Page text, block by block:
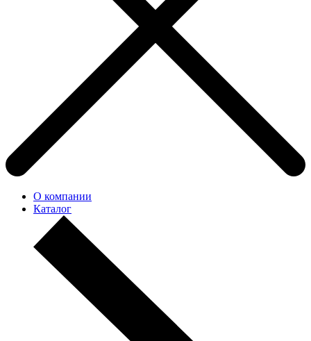
О компании
Каталог